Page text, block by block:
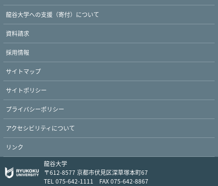
龍谷大学への支援（寄付）について
資料請求
採用情報
サイトマップ
サイトポリシー
プライバシーポリシー
アクセシビリティについて
リンク
龍谷大学
〒612-8577 京都市伏見区深草塚本町67
TEL 075-642-1111 FAX 075-642-8867